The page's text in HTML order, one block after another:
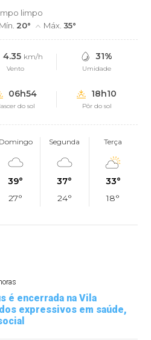
limpo
Mín. 20° Máx.35°
4.35 km/h
Vento
31%
Umidade
06h54
do sol
18h10
Pôr do sol
Domingo
39°
27°
Segunda
37°
24°
Terça
33°
18°
é encerrada na Vila
expressivos em saúde,